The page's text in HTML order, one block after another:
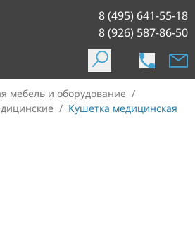
8 (495) 641-55-18
8 (926) 587-86-50
мебель и оборудование /
/ Кушетка медицинская